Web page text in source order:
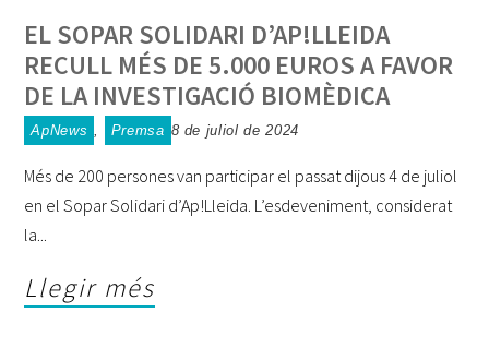
EL SOPAR SOLIDARI D’AP!LLEIDA
RECULL MÉS DE 5.000 EUROS A FAVOR
DE LA INVESTIGACIÓ BIOMÈDICA
ApNews Premsa 8 de juliol de 2024
Més de 200 persones van participar el passat dijous 4 de juliol
en el Sopar Solidari d’Ap!Lleida. L’esdeveniment, considerat
la
Llegir més